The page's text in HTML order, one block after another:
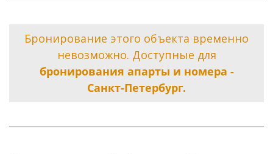
Бронирование этого объекта временно
невозможно. Доступные для
бронирования апарты и номера -
Санкт-Петербург.